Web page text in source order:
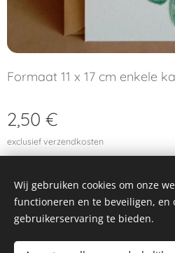
Formaat 11 x 17 cm enkele
2,50 €
exclusief verzendkosten
© 2024 Alle rechten
Wij gebruiken cookies om onze
functioneren en te beveiligen, en
gebruikerservaring te bieden.